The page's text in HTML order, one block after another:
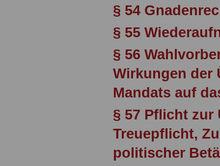
§ 54
§ 55
§ 56
Wirkungen der
Mandats auf
§ 57 Pflicht
Treuepflicht,
politischer